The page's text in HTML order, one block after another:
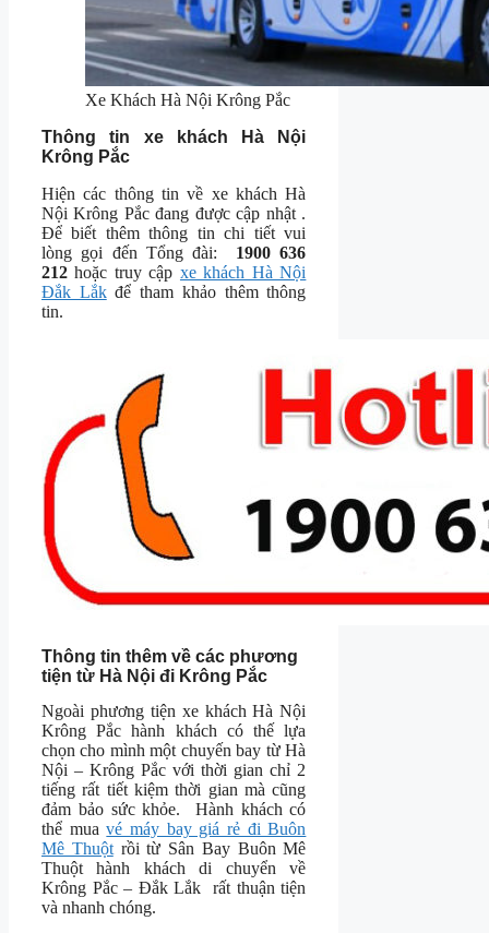
Xe Khách Hà Nội Krông Pắc
Thông tin xe khách Hà Nội
Krông Pắc
Hiện các thông tin về xe khách Hà
Nội Krông Pắc đang được cập nhật .
Để biết thêm thông tin chi tiết vui
lòng gọi đến Tổng đài:
1900 636
212 hoặc truy cập xe khách Hà Nội
Đắk Lắkđể tham khảo thêm thông
tin.
Thông tin thêm về các phương
tiện từ Hà Nội đi Krông Pắc
Ngoài phương tiện xe khách Hà Nội
Krông Pắc hành khách có thế lựa
chọn cho mình một chuyến bay từ Hà
Nội – Krông Pắc với thời gian chỉ 2
tiếng rất tiết kiệm thời gian mà cũng
đảm bảo sức khỏe. Hành khách có
thể muavé máy bay giá rẻ đi Buôn
Mê Thuộtrồi từ Sân Bay Buôn Mê
Thuột hành khách di chuyển về
Krông Pắc – Đắk Lắk rất thuận tiện
và nhanh chóng.